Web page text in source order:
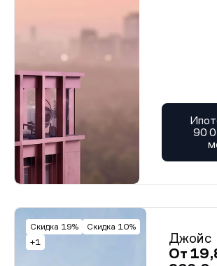
90
Скидка 19%
Скидка 10%
+1
Джойс
От